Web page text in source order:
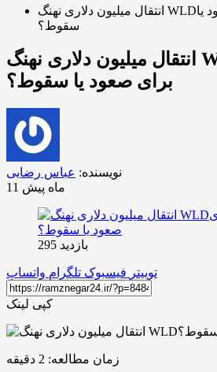
انتقال میلیون دلاری نهنگ WLD؛ سیگنالی برای صعود یا
سقوط؟
انتقال میلیون دلاری نهنگ WLD؛ سیگنالی
برای صعود یا سقوط؟
نویسنده: عباس رضایی
11 ماه پیش
بازدید 295
توییتر فیسبوک تلگرام واتساپ
کپی لینک
زمان مطالعه: 2 دقیقه